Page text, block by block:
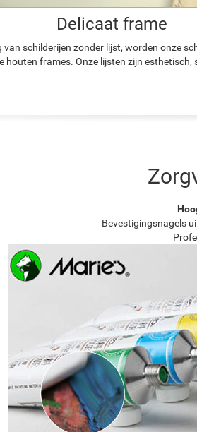
Delicaat frame
schilderijen zonder lijst, worden onze
houten frames. Onze lijsten zijn esthetisch,
Bevestigingsnagels